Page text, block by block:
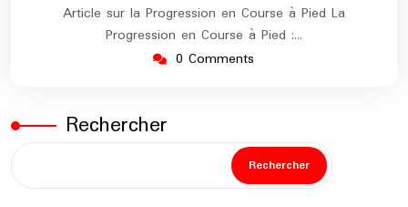
Article sur la Progression en Course à Pied La
Progression en Course à Pied :…
0 Comments
Rechercher
Rechercher